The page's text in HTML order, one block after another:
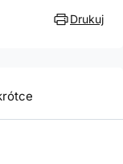
Drukuj